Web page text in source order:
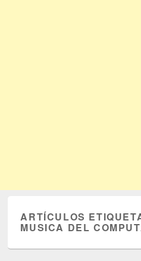
ARTÍCULOS
MUSICA DEL